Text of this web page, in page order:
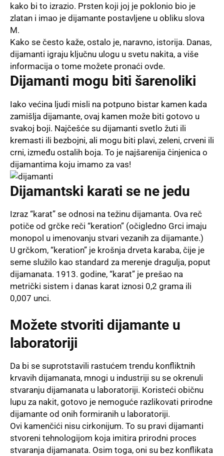
kako bi to izrazio. Prsten koji joj je poklonio bio je
zlatan i imao je dijamante postavljene u obliku slova
M.
Kako se često kaže, ostalo je, naravno, istorija. Danas,
dijamanti igraju ključnu ulogu u svetu nakita, a više
informacija o tome možete pronaći ovde.
Dijamanti mogu biti šarenoliki
Iako većina ljudi misli na potpuno bistar kamen kada
zamišlja dijamante, ovaj kamen može biti gotovo u
svakoj boji. Najčešće su dijamanti svetlo žuti ili
kremasti ili bezbojni, ali mogu biti plavi, zeleni, crveni ili
crni, između ostalih boja. To je najšarenija činjenica o
dijamantima koju imamo za vas!
Dijamantski karati se ne jedu
Izraz “karat” se odnosi na težinu dijamanta. Ova reč
potiče od grčke reči “keration” (očigledno Grci imaju
monopol u imenovanju stvari vezanih za dijamante.)
U grčkom, “keration” je krošnja drveta karaba, čije je
seme služilo kao standard za merenje dragulja, poput
dijamanata. 1913. godine, “karat” je prešao na
metrički sistem i danas karat iznosi 0,2 grama ili
0,007 unci.
Možete stvoriti dijamante u
laboratoriji
Da bi se suprotstavili rastućem trendu konfliktnih
krvavih dijamanata, mnogi u industriji su se okrenuli
stvaranju dijamanata u laboratoriji. Koristeći običnu
lupu za nakit, gotovo je nemoguće razlikovati prirodne
dijamante od onih formiranih u laboratoriji.
Ovi kamenčići nisu cirkonijum. To su pravi dijamanti
stvoreni tehnologijom koja imitira prirodni proces
stvaranja dijamanata. Osim toga, oni su bez konflikata